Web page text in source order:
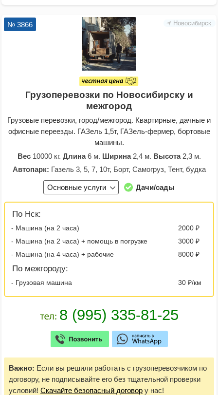
Новосибирск
№ 3866
Грузоперевозки по Новосибирску и
межгород
Грузовые перевозки, город/межгород. Квартирные, дачные и
офисные переезды. ГАЗель 1,5т, ГАЗель-фермер, бортовые
машины.
Вес10000 кг. Длина6 м. Ширина2,4 м. Высота2,3 м.
Автопарк: Газель 3, 5, 7, 10т, Борт, Самогруз, Тент, будка
Основные услуги Дачи/сады
По Нск:
- Машина (на 2 часа)
2000 ₽
- Машина (на 2 часа) + помощь в погрузке
3000 ₽
- Машина (на 4 часа) + рабочие
8000 ₽
По межгороду:
- Грузовая машина 30 ₽/км
Важно: Если вы решили работать с грузоперевозчиком по
договору, не подписывайте его без тщательной проверки
условий! Скачайте безопасный договор у нас!